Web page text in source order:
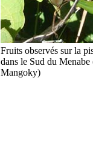
Fruits observés sur la
dans le Sud du
Mangoky)